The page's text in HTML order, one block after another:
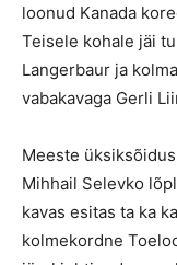
loonud Kanada
Teisele kohale jäi
Langerbaur ja
vabakavaga Gerli
Meeste
Mihhail Selevko
kavas esitas ta ka
kolmekordne